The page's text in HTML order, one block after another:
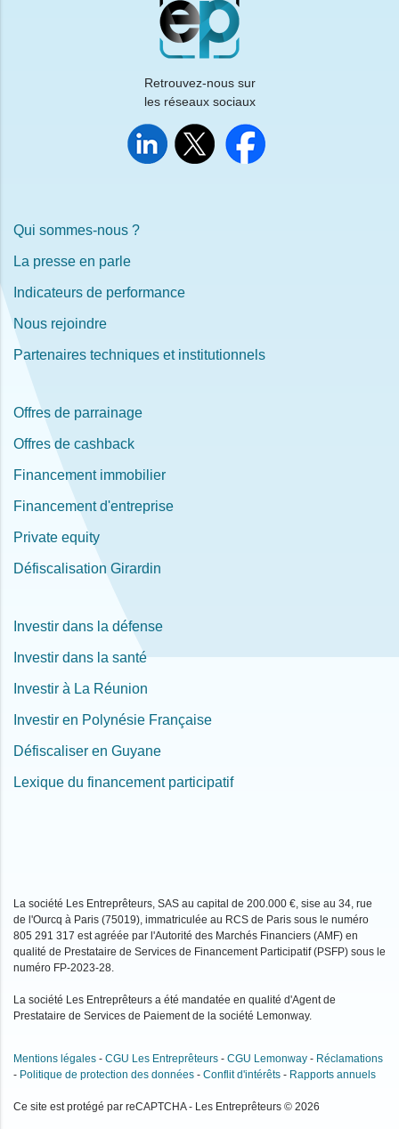
Retrouvez-nous sur
les réseaux sociaux
Qui sommes-nous ?
La presse en parle
Indicateurs de performance
Nous rejoindre
Partenaires techniques et institutionnels
Offres de parrainage
Offres de cashback
Financement immobilier
Financement d'entreprise
Private equity
Défiscalisation Girardin
Investir dans la défense
Investir dans la santé
Investir à La Réunion
Investir en Polynésie Française
Défiscaliser en Guyane
Lexique du financement participatif
La société Les Entreprêteurs, SAS au capital de 200.000 €, sise au 34, rue
de l'Ourcq à Paris (75019), immatriculée au RCS de Paris sous le numéro
805 291 317 est agréée par l'Autorité des Marchés Financiers (AMF) en
qualité de Prestataire de Services de Financement Participatif (PSFP) sous le
numéro FP-2023-28.
La société Les Entreprêteurs a été mandatée en qualité d'Agent de
Prestataire de Services de Paiement de la société Lemonway.
Mentions légales - CGU Les Entreprêteurs - CGU Lemonway - Réclamations
- Politique de protection des données - Conflit d'intérêts - Rapports annuels
Ce site est protégé par reCAPTCHA - Les Entreprêteurs © 2026